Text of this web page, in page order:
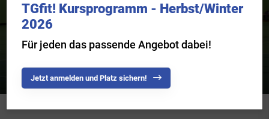
TGfit! Kursprogramm - Herbst/Winter
2026
Für jeden das passende Angebot dabei!
Jetzt anmelden und Platz sichern!